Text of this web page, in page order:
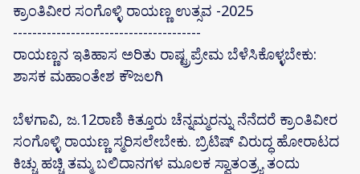
ಕ್ರಾಂತಿವೀರ ಸಂಗೊಳ್ಳಿ ರಾಯಣ್ಣ ಉತ್ಸವ -2025
---------------------------------------
ರಾಯಣ್ಣನ ಇತಿಹಾಸ ಅರಿತು ರಾಷ್ಟ್ರಪ್ರೇಮ ಬೆಳೆಸಿಕೊಳ್ಳಬೇಕು:
ಶಾಸಕ ಮಹಾಂತೇಶ ಕೌಜಲಗಿ
ಬೆಳಗಾವಿ, ಜ.12ರಾಣಿ ಕಿತ್ತೂರು ಚೆನ್ನಮ್ಮರನ್ನು ನೆನೆದರೆ ಕ್ರಾಂತಿವೀರ
ಸಂಗೊಳ್ಳಿ ರಾಯಣ್ಣ ಸ್ಮರಿಸಲೇಬೇಕು. ಬ್ರಿಟಿಷ್ ವಿರುದ್ಧ ಹೋರಾಟದ
ಕಿಚ್ಚು ಹಚ್ಚಿ ತಮ್ಮ ಬಲಿದಾನಗಳ ಮೂಲಕ ಸ್ವಾತಂತ್ರ್ಯ ತಂದು